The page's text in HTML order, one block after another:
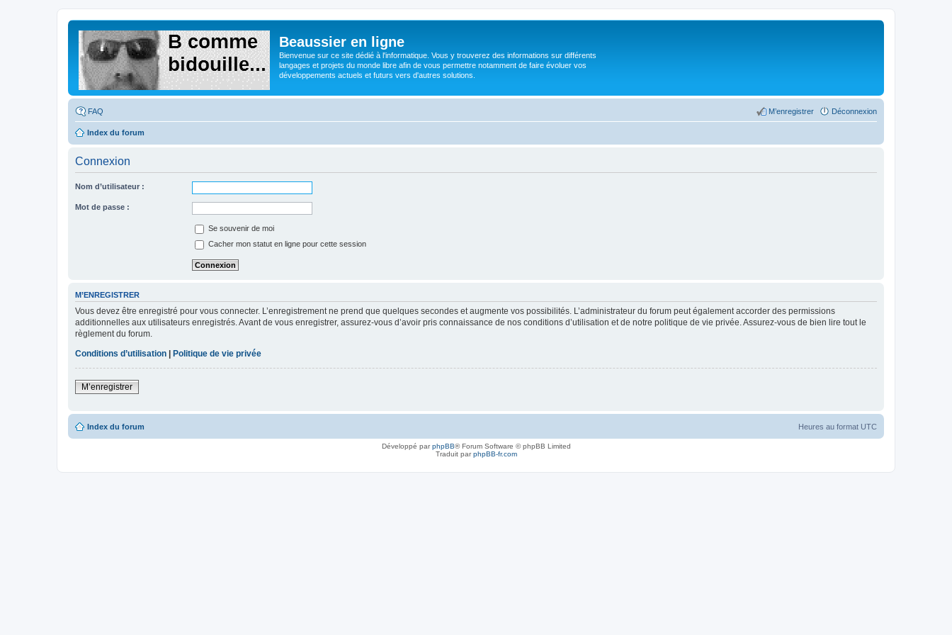
Beaussier en ligne
Bienvenue sur ce site dédié à l'informatique. Vous y trouverez des informations sur différents
langages et projets du monde libre afin de vous permettre notamment de faire évoluer vos
développements actuels et futurs vers d'autres solutions.
FAQ Déconnexion
M’enregistrer
Index du forum
Connexion
Nom d’utilisateur :
Mot de passe :
Se souvenir de moi
Cacher mon statut en ligne pour cette session
M’ENREGISTRER
Vous devez être enregistré pour vous connecter. L’enregistrement ne prend que quelques secondes et augmente vos possibilités. L’administrateur du forum peut également accorder des permissions
additionnelles aux utilisateurs enregistrés. Avant de vous enregistrer, assurez-vous d’avoir pris connaissance de nos conditions d’utilisation et de notre politique de vie privée. Assurez-vous de bien lire tout le
règlement du forum.
Conditions d’utilisation
Politique de vie privée
M’enregistrer
Index du forum Heures au format UTC
Développé parphpBB® Forum Software © phpBB Limited
Traduit parphpBB-fr.com